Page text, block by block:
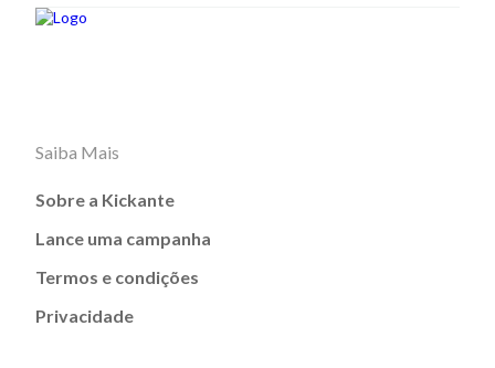
Saiba Mais
Sobre a Kickante
Lance uma campanha
Termos e condições
Privacidade